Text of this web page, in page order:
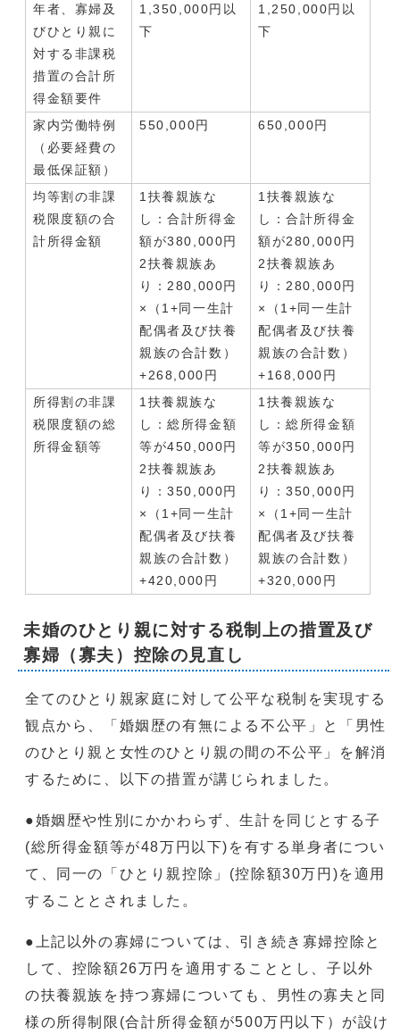
年者、寡婦及
びひとり親に
対する非課税
措置の合計所
得金額要件
1,350,000円以
下
1,250,000円以
下
家内労働特例
（必要経費の
最低保証額）
550,000円 650,000円
均等割の非課
税限度額の合
計所得金額
1扶養親族な
し：合計所得金
額が380,000円
2扶養親族あ
り：280,000円
×（1+同一生計
配偶者及び扶養
親族の合計数）
+268,000円
1扶養親族な
し：合計所得金
額が280,000円
2扶養親族あ
り：280,000円
×（1+同一生計
配偶者及び扶養
親族の合計数）
+168,000円
所得割の非課
税限度額の総
所得金額等
1扶養親族な
し：総所得金額
等が450,000円
2扶養親族あ
り：350,000円
×（1+同一生計
配偶者及び扶養
親族の合計数）
+420,000円
1扶養親族な
し：総所得金額
等が350,000円
2扶養親族あ
り：350,000円
×（1+同一生計
配偶者及び扶養
親族の合計数）
+320,000円
未婚のひとり親に対する税制上の措置及び
寡婦（寡夫）控除の見直し
全てのひとり親家庭に対して公平な税制を実現する
観点から、「婚姻歴の有無による不公平」と「男性
のひとり親と女性のひとり親の間の不公平」を解消
するために、以下の措置が講じられました。
●婚姻歴や性別にかかわらず、生計を同じとする子
(総所得金額等が48万円以下)を有する単身者につい
て、同一の「ひとり親控除」(控除額30万円)を適用
することとされました。
●上記以外の寡婦については、引き続き寡婦控除と
して、控除額26万円を適用することとし、子以外
の扶養親族を持つ寡婦についても、男性の寡夫と同
様の所得制限(合計所得金額が500万円以下）が設け